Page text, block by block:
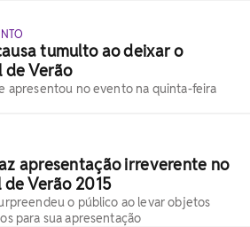
tumulto ao deixar o
de Verão
apresentou no evento na quinta-feira
apresentação irreverente no
de Verão 2015
o público ao levar objetos
para sua apresentação